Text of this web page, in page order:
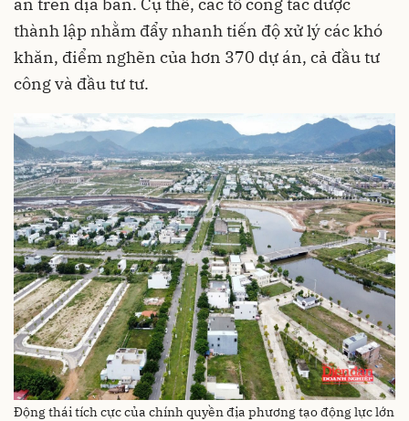
thành lập nhằm đẩy nhanh tiến độ xử lý các khó
khăn, điểm nghẽn của hơn 370 dự án, cả đầu tư
công và đầu tư tư.
Động thái tích cực của chính quyền địa phương tạo động lực lớn